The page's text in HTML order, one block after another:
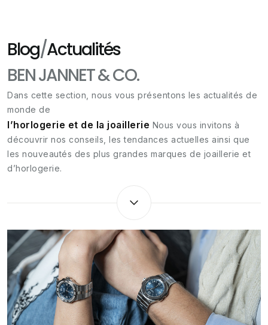
Blog/Actualités
BEN JANNET & CO.
Dans cette section, nous vous présentons les actualités de
monde de
l’horlogerie et de la joaillerie Nous vous invitons à
découvrir nos conseils, les tendances actuelles ainsi que
les nouveautés des plus grandes marques de joaillerie et
d’horlogerie.